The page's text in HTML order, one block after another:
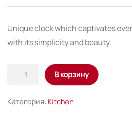
Unique clock which captivates
with its simplicity and beauty.
Количество
В корзину
Категория: Kitchen